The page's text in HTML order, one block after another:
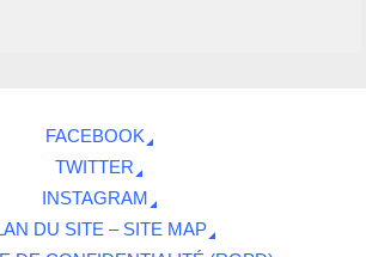
FACEBOOK
TWITTER
INSTAGRAM
DU SITE – SITE MAP